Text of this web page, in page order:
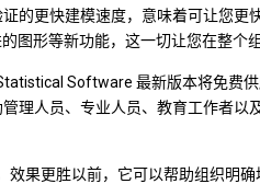
的更快建模速度，意味着可让您更
图形等新功能，这一切让您在整个
Software 最新版本将免费
理人员、专业人员、教育工作者以
果更胜以前，它可以帮助组织明